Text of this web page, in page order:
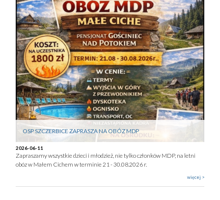
OSP SZCZERBICE ZAPRASZA NA OBÓZ MDP
2026-06-11
Zapraszamy wszystkie dzieci i młodzież, nie tylko członków MDP, na letni
obóz w Małem Cichem w terminie 21 - 30.08.2026 r.
więcej >